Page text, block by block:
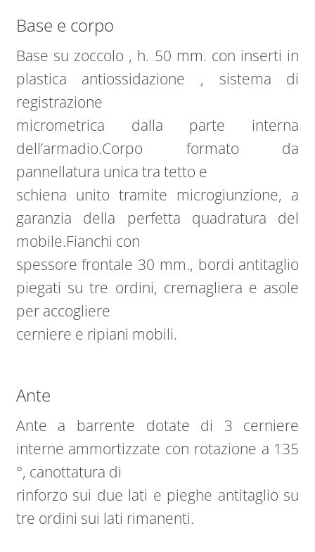
Base e corpo
Base su zoccolo , h. 50 mm. con inserti in
plastica antiossidazione , sistema di
registrazione
micrometrica dalla parte interna
dell’armadio.Corpo formato da
pannellatura unica tra tetto e
schiena unito tramite microgiunzione, a
garanzia della perfetta quadratura del
mobile.Fianchi con
spessore frontale 30 mm., bordi antitaglio
piegati su tre ordini, cremagliera e asole
per accogliere
cerniere e ripiani mobili.
Ante
Ante a barrente dotate di 3 cerniere
interne ammortizzate con rotazione a 135
°, canottatura di
rinforzo sui due lati e pieghe antitaglio su
tre ordini sui lati rimanenti.